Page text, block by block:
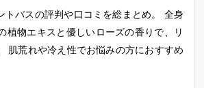
トバスの評判や口コミを総まとめ。 全身
植物エキスと優しいローズの香りで、リ
肌荒れや冷え性でお悩みの方におすすめ